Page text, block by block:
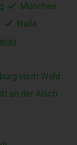
München
Naila
vorm Wald
an der Aisch